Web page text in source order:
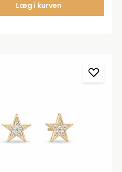
Læg i kurven